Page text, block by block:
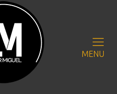
MENU